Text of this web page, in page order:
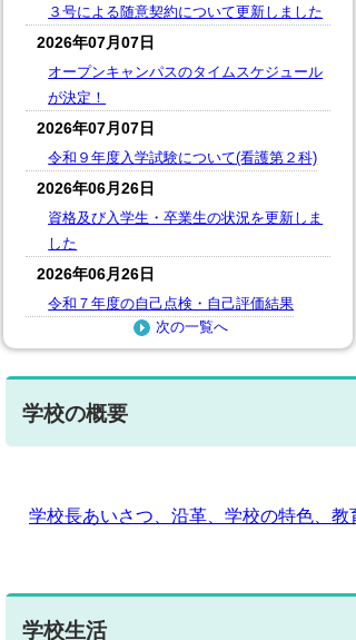
３号による随意契約について更新しました
2026年07月07日
オープンキャンパスのタイムスケジュール
が決定！
2026年07月07日
令和９年度入学試験について(看護第２科)
2026年06月26日
資格及び入学生・卒業生の状況を更新しま
した
2026年06月26日
令和７年度の自己点検・自己評価結果
次の一覧へ
学校の概要
学校長あいさつ、沿革、学校の特色、
学校生活